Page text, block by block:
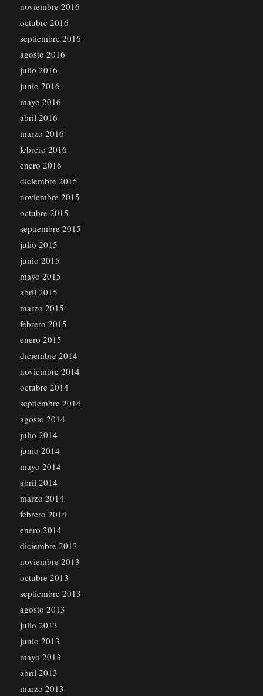
noviembre 2016
octubre 2016
septiembre 2016
agosto 2016
julio 2016
junio 2016
mayo 2016
abril 2016
marzo 2016
febrero 2016
enero 2016
diciembre 2015
noviembre 2015
octubre 2015
septiembre 2015
julio 2015
junio 2015
mayo 2015
abril 2015
marzo 2015
febrero 2015
enero 2015
diciembre 2014
noviembre 2014
octubre 2014
septiembre 2014
agosto 2014
julio 2014
junio 2014
mayo 2014
abril 2014
marzo 2014
febrero 2014
enero 2014
diciembre 2013
noviembre 2013
octubre 2013
septiembre 2013
agosto 2013
julio 2013
junio 2013
mayo 2013
abril 2013
marzo 2013